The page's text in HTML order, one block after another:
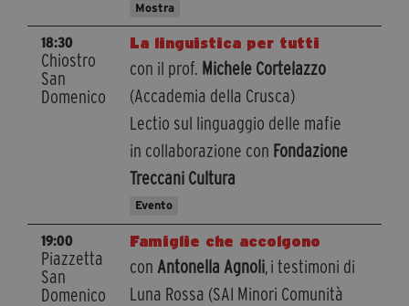
Mostra
18:30
Chiostro
San
Domenico
La linguistica per tutti
con il prof. Michele Cortelazzo
(Accademia della Crusca)
Lectio sul linguaggio delle mafie
in collaborazione con Fondazione
Treccani Cultura
Evento
19:00
Piazzetta
San
Domenico
Famiglie che accolgono
con Antonella Agnoli, i testimoni di
Luna Rossa (SAI Minori Comunità